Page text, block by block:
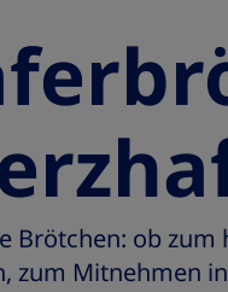
Brötchen: ob zum
zum Mitnehmen